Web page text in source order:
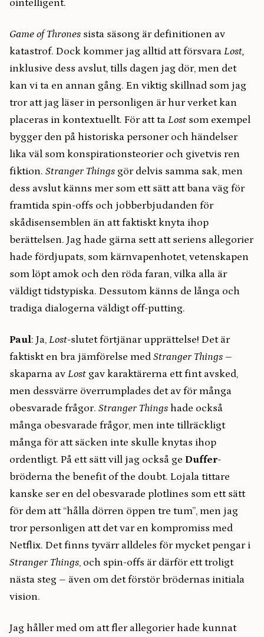
ointelligent.
Game of Thrones sista säsong är definitionen av
katastrof. Dock kommer jag alltid att försvara Lost,
inklusive dess avslut, tills dagen jag dör, men det
kan vi ta en annan gång. En viktig skillnad som jag
tror att jag läser in personligen är hur verket kan
placeras in kontextuellt. För att ta Lost som exempel
bygger den på historiska personer och händelser
lika väl som konspirationsteorier och givetvis ren
fiktion. Stranger Things gör delvis samma sak, men
dess avslut känns mer som ett sätt att bana väg för
framtida spin-offs och jobberbjudanden för
skådisensemblen än att faktiskt knyta ihop
berättelsen. Jag hade gärna sett att seriens allegorier
hade fördjupats, som kärnvapenhotet, vetenskapen
som löpt amok och den röda faran, vilka alla är
väldigt tidstypiska. Dessutom känns de långa och
tradiga dialogerna väldigt off-putting.
Paul: Ja, Lost-slutet förtjänar upprättelse! Det är
faktiskt en bra jämförelse med Stranger Things –
skaparna av Lost gav karaktärerna ett fint avsked,
men dessvärre överrumplades det av för många
obesvarade frågor. Stranger Things hade också
många obesvarade frågor, men inte tillräckligt
många för att säcken inte skulle knytas ihop
ordentligt. På ett sätt vill jag också ge Duffer-
bröderna the benefit of the doubt. Lojala tittare
kanske ser en del obesvarade plotlines som ett sätt
för dem att “hålla dörren öppen tre tum”, men jag
tror personligen att det var en kompromiss med
Netflix. Det finns tyvärr alldeles för mycket pengar i
Stranger Things, och spin-offs är därför ett troligt
nästa steg – även om det förstör brödernas initiala
vision.
Jag håller med om att fler allegorier hade kunnat